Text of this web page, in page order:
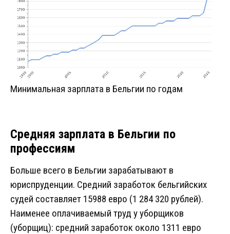
Минимальная зарплата в Бельгии по годам
Средняя зарплата в Бельгии по
профессиям
Больше всего в Бельгии зарабатывают в
юриспруденции. Средний заработок бельгийских
судей составляет 15988 евро (1 284 320 рублей).
Наименее оплачиваемый труд у уборщиков
(уборщиц): средний заработок около 1311 евро